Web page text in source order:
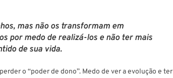
, mas não os transformam em
por medo de realizá-los e não ter mais
de sua vida.
o “poder de dono”. Medo de ver a evolução e ter